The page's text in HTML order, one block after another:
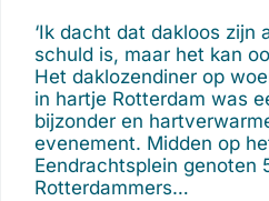
‘Ik dacht dat dakloos zijn
schuld is, maar het kan
Het daklozendiner op
in hartje Rotterdam was
bijzonder en
evenement. Midden op
Eendrachtsplein genoten
Rotterdammers…